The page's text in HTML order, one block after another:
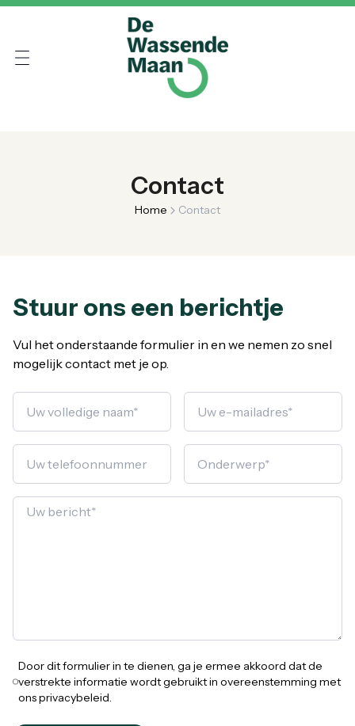
Contact
Home Contact
Stuur ons een berichtje
Vul het onderstaande formulier in en we nemen zo snel
mogelijk contact met je op.
Door dit formulier in te dienen, ga je ermee akkoord dat de
verstrekte informatie wordt gebruikt in overeenstemming met
ons privacybeleid.